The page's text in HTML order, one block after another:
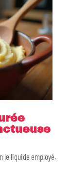
le liquide employé.